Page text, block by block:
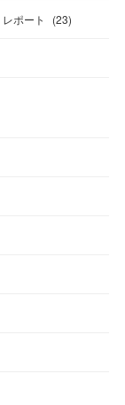
ポート (23)